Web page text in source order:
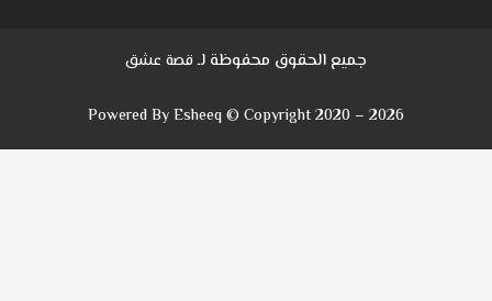
جميع الحقوق محفوظة لـقصة عشق
Powered By Esheeq © Copyright 2020 – 2026